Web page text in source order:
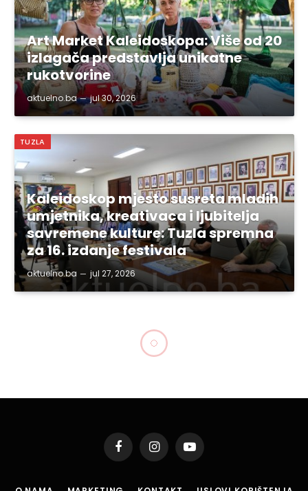
Art Market Kaleidoskopa: Više od 20
izlagača predstavlja unikatne
rukotvorine
aktuelno.ba jul 30, 2026
TUZLA
Kaleidoskop mjesto susreta mladih
umjetnika, kreativaca i ljubitelja
savremene kulture: Tuzla spremna
za 16. izdanje festivala
aktuelno.ba jul 27, 2026
FacebookInstagramYouTube